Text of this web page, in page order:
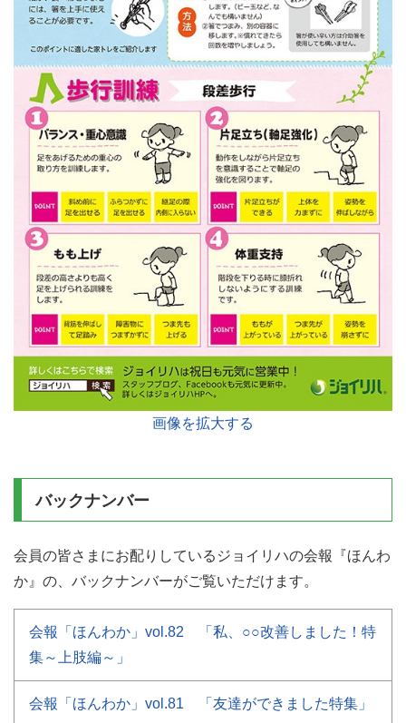
画像を拡大する
バックナンバー
会員の皆さまにお配りしているジョイリハの会報『ほんわ
か』の、 バックナンバーがご覧いただけます。
会報「ほんわか」vol.82 「私、○○改善しました！特
集～上肢編～」
会報「ほんわか」vol.81 「友達ができました特集」